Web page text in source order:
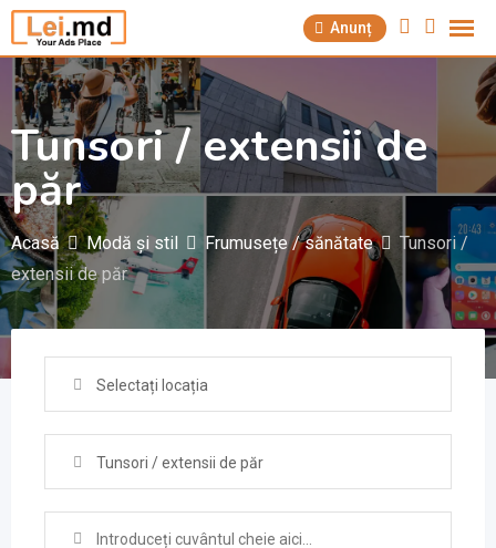
Săriți
la
conținut
Anunț
Tunsori / extensii de
păr
Acasă Modă și stil Frumusețe / sănătate
Tunsori /
extensii de păr
Selectați locația
Tunsori / extensii de păr